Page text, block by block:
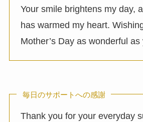
Your smile brightens my day,
has warmed my heart.
Mother’s Day as wonderful as
毎日のサポートへの感謝
Thank you for your everyday